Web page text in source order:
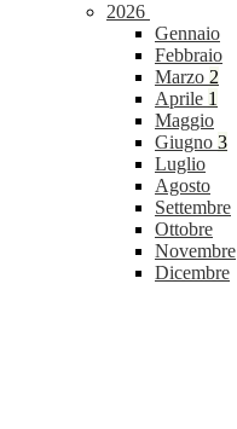
2026
Gennaio
Febbraio
Marzo 2
Aprile 1
Maggio
Giugno 3
Luglio
Agosto
Settembre
Ottobre
Novembre
Dicembre